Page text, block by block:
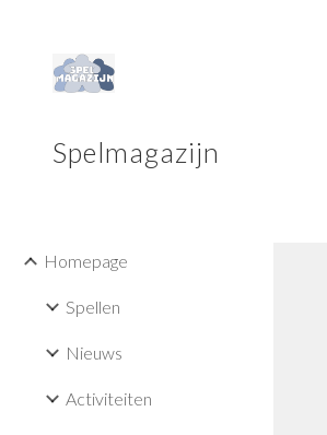
Spelmagazijn
Homepage
Spellen
Nieuws
Activiteiten